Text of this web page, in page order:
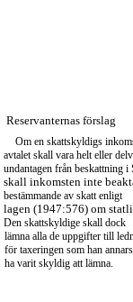
Reservanternas förslag
Om en skattskyldigs
avtalet skall vara helt eller
undantagen från beskattning i
skall inkomsten inte
bestämmande av skatt enligt
lagen (1947:576) om
Den skattskyldige skall dock
lämna alla de uppgifter till
för taxeringen som han
ha varit skyldig att lämna.